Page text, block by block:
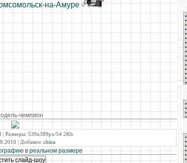
на-Амуре
чемпион
| Размеры: 539x389px/54.2Kb
| Добавил: china
в реальном размере